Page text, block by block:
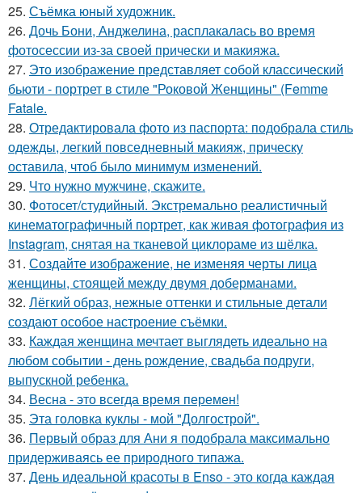
25. Съёмка юный художник.
26. Дочь Бони, Анджелина, расплакалась во время
фотосессии из-за своей прически и макияжа.
27. Это изображение представляет собой классический
бьюти - портрет в стиле "Роковой Женщины" (Femme
Fatale.
28. Отредактировала фото из паспорта: подобрала стиль
одежды, легкий повседневный макияж, прическу
оставила, чтоб было минимум изменений.
29. Что нужно мужчине, скажите.
30. Фотосет/студийный. Экстремально реалистичный
кинематографичный портрет, как живая фотография из
Instagram, снятая на тканевой циклораме из шёлка.
31. Создайте изображение, не изменяя черты лица
женщины, стоящей между двумя доберманами.
32. Лёгкий образ, нежные оттенки и стильные детали
создают особое настроение съёмки.
33. Каждая женщина мечтает выглядеть идеально на
любом событии - день рождение, свадьба подруги,
выпускной ребенка.
34. Весна - это всегда время перемен!
35. Эта головка куклы - мой "Долгострой".
36. Первый образ для Ани я подобрала максимально
придерживаясь ее природного типажа.
37. День идеальной красоты в Enso - это когда каждая